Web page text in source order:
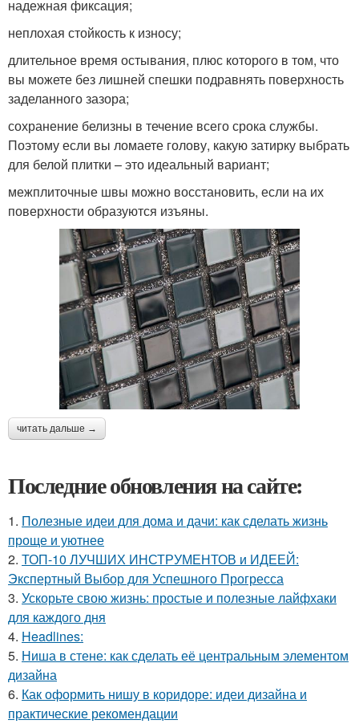
надежная фиксация;
неплохая стойкость к износу;
длительное время остывания, плюс которого в том, что
вы можете без лишней спешки подравнять поверхность
заделанного зазора;
сохранение белизны в течение всего срока службы.
Поэтому если вы ломаете голову, какую затирку выбрать
для белой плитки – это идеальный вариант;
межплиточные швы можно восстановить, если на их
поверхности образуются изъяны.
читать дальше →
Последние обновления на сайте:
1. Полезные идеи для дома и дачи: как сделать жизнь
проще и уютнее
2. ТОП-10 ЛУЧШИХ ИНСТРУМЕНТОВ и ИДЕЕЙ:
Экспертный Выбор для Успешного Прогресса
3. Ускорьте свою жизнь: простые и полезные лайфхаки
для каждого дня
4. Headlines:
5. Ниша в стене: как сделать её центральным элементом
дизайна
6. Как оформить нишу в коридоре: идеи дизайна и
практические рекомендации